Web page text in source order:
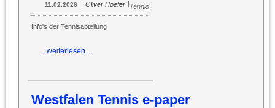
11.02.2026 Oliver Hoefer Tennis
Info's der Tennisabteilung
...weiterlesen...
Westfalen Tennis e-paper